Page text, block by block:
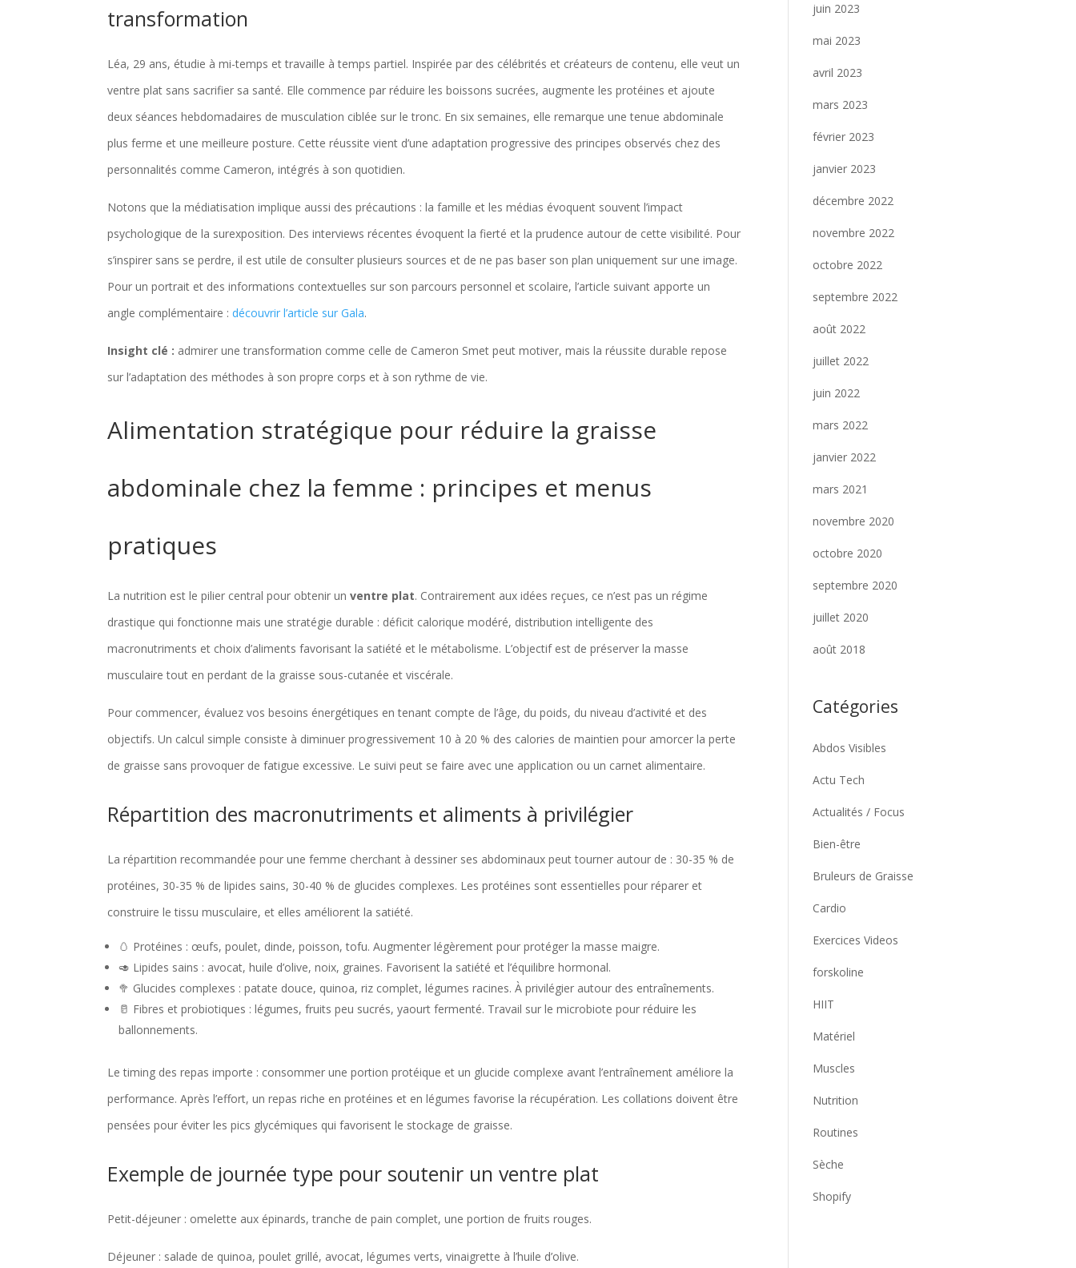
transformation
Léa, 29 ans, étudie à mi-temps et travaille à temps partiel. Inspirée par des célébrités et créateurs de contenu, elle veut un
ventre plat sans sacrifier sa santé. Elle commence par réduire les boissons sucrées, augmente les protéines et ajoute
deux séances hebdomadaires de musculation ciblée sur le tronc. En six semaines, elle remarque une tenue abdominale
plus ferme et une meilleure posture. Cette réussite vient d’une adaptation progressive des principes observés chez des
personnalités comme Cameron, intégrés à son quotidien.
Notons que la médiatisation implique aussi des précautions : la famille et les médias évoquent souvent l’impact
psychologique de la surexposition. Des interviews récentes évoquent la fierté et la prudence autour de cette visibilité. Pour
s’inspirer sans se perdre, il est utile de consulter plusieurs sources et de ne pas baser son plan uniquement sur une image.
Pour un portrait et des informations contextuelles sur son parcours personnel et scolaire, l’article suivant apporte un
angle complémentaire :découvrir l’article sur Gala.
Insight clé : admirer une transformation comme celle de Cameron Smet peut motiver, mais la réussite durable repose
sur l’adaptation des méthodes à son propre corps et à son rythme de vie.
Alimentation stratégique pour réduire la graisse
abdominale chez la femme : principes et menus
pratiques
La nutrition est le pilier central pour obtenir unventre plat. Contrairement aux idées reçues, ce n’est pas un régime
drastique qui fonctionne mais une stratégie durable : déficit calorique modéré, distribution intelligente des
macronutriments et choix d’aliments favorisant la satiété et le métabolisme. L’objectif est de préserver la masse
musculaire tout en perdant de la graisse sous-cutanée et viscérale.
Pour commencer, évaluez vos besoins énergétiques en tenant compte de l’âge, du poids, du niveau d’activité et des
objectifs. Un calcul simple consiste à diminuer progressivement 10 à 20 % des calories de maintien pour amorcer la perte
de graisse sans provoquer de fatigue excessive. Le suivi peut se faire avec une application ou un carnet alimentaire.
Répartition des macronutriments et aliments à privilégier
La répartition recommandée pour une femme cherchant à dessiner ses abdominaux peut tourner autour de : 30-35 % de
protéines, 30-35 % de lipides sains, 30-40 % de glucides complexes. Les protéines sont essentielles pour réparer et
construire le tissu musculaire, et elles améliorent la satiété.
🥚 Protéines : œufs, poulet, dinde, poisson, tofu. Augmenter légèrement pour protéger la masse maigre.
🥑 Lipides sains : avocat, huile d’olive, noix, graines. Favorisent la satiété et l’équilibre hormonal.
🥦 Glucides complexes : patate douce, quinoa, riz complet, légumes racines. À privilégier autour des entraînements.
🥛 Fibres et probiotiques : légumes, fruits peu sucrés, yaourt fermenté. Travail sur le microbiote pour réduire les
ballonnements.
Le timing des repas importe : consommer une portion protéique et un glucide complexe avant l’entraînement améliore la
performance. Après l’effort, un repas riche en protéines et en légumes favorise la récupération. Les collations doivent être
pensées pour éviter les pics glycémiques qui favorisent le stockage de graisse.
Exemple de journée type pour soutenir un ventre plat
Petit-déjeuner : omelette aux épinards, tranche de pain complet, une portion de fruits rouges.
Déjeuner : salade de quinoa, poulet grillé, avocat, légumes verts, vinaigrette à l’huile d’olive.
juin 2023
mai 2023
avril 2023
mars 2023
février 2023
janvier 2023
décembre 2022
novembre 2022
octobre 2022
septembre 2022
août 2022
juillet 2022
juin 2022
mars 2022
janvier 2022
mars 2021
novembre 2020
octobre 2020
septembre 2020
juillet 2020
août 2018
Catégories
Abdos Visibles
Actu Tech
Actualités / Focus
Bien-être
Bruleurs de Graisse
Cardio
Exercices Videos
forskoline
HIIT
Matériel
Muscles
Nutrition
Routines
Sèche
Shopify